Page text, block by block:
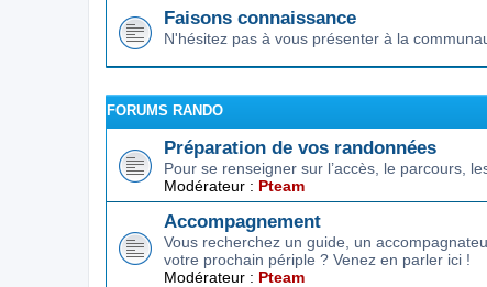
Faisons connaissance
N'hésitez pas à vous présenter à la
FORUMS RANDO
Préparation de vos randonnées
Pour se renseigner sur l’accès, le parcours,
Modérateur : Pteam
Accompagnement
Vous recherchez un guide, un
votre prochain périple ? Venez en parler ici !
Modérateur : Pteam